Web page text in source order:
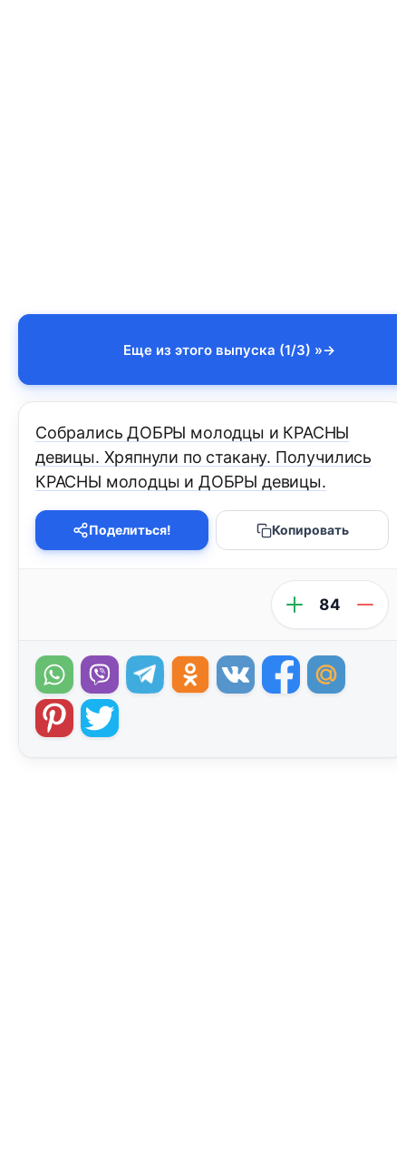
Еще из этого выпуска (1/3) »
Собрались ДОБРЫ молодцы и КРАСНЫ
девицы. Хряпнули по стакану. Получились
КРАСНЫ молодцы и ДОБРЫ девицы.
Поделиться! Копировать
84